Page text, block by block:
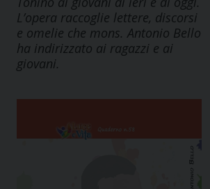
L’opera raccoglie lettere, discorsi
e omelie che mons. Antonio Bello
ha indirizzato ai ragazzi e ai
giovani.